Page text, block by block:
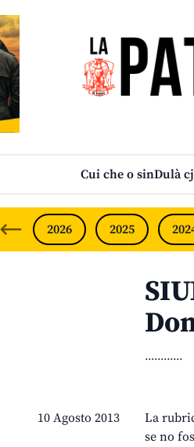
Cui che o sinDulà
2026 2025
............
10 Agosto 2013
La
se no